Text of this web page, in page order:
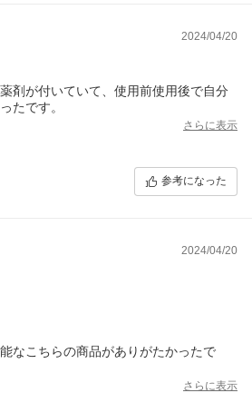
2024/04/20
剤が付いていて、使用前使用後で自分
たです。
さらに表示
参考になった
2024/04/20
なこちらの商品がありがたかったで
さらに表示